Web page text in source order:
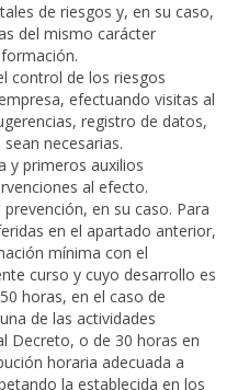
de riesgos y, en su caso,
del mismo carácter
control de los riesgos
efectuando visitas al
registro de datos,
necesarias.
y primeros auxilios
al efecto.
en su caso. Para
en el apartado anterior,
mínima con el
curso y cuyo desarrollo es
horas, en el caso de
de las actividades
Decreto, o de 30 horas en
horaria adecuada a
la establecida en los